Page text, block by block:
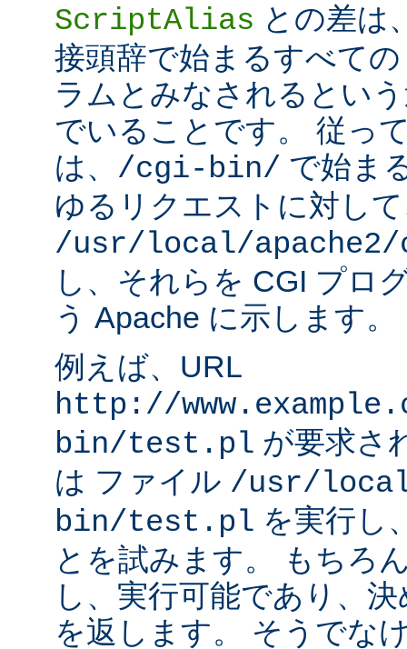
ScriptAlias との差は
接頭辞で始まるすべて
ラムとみなされるとい
でいることです。 従っ
は、 /cgi-bin/ で始ま
ゆるリクエストに対し
/usr/local/
し、それらを CGI プロ
う Apache に示します。
例えば、URL
http://
bin/test.pl が要求さ
は ファイル /usr/
bin/test.pl を実行し
とを試みます。 もちろ
し、実行可能であり、
を返します。 そうでな